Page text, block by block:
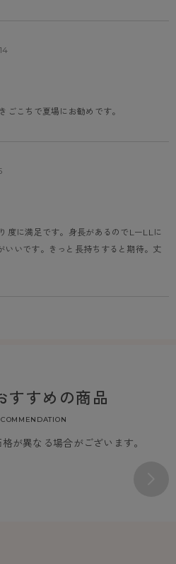
ごこちで夏場にお勧めです。
いいです。きっと長持ちすると期待。丈
すすめの商品
が異なる場合がございます。